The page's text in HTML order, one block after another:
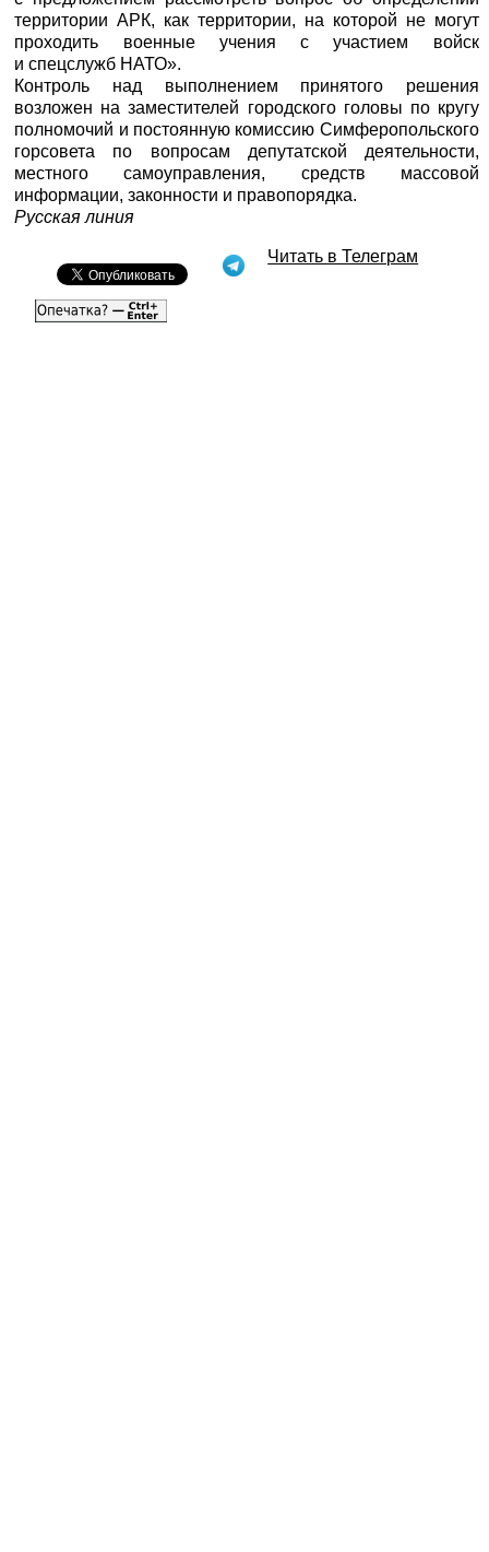
территории АРК, как территории, на которой не могут
проходить военные учения с участием войск
и спецслужб НАТО».
Контроль над выполнением принятого решения
возложен на заместителей городского головы по кругу
полномочий и постоянную комиссию Симферопольского
горсовета по вопросам депутатской деятельности,
местного самоуправления, средств массовой
информации, законности и правопорядка.
Русская линия
Читать в Телеграм